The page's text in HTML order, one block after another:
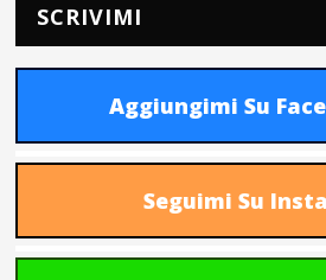
SCRIVIMI
Aggiungimi Su
Seguimi Su